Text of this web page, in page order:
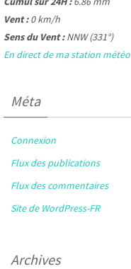
Vent :0 km/h
Sens du Vent :NNW (331°)
En direct de ma station météo
Méta
Connexion
Flux des publications
Flux des commentaires
Site de WordPress-FR
Archives